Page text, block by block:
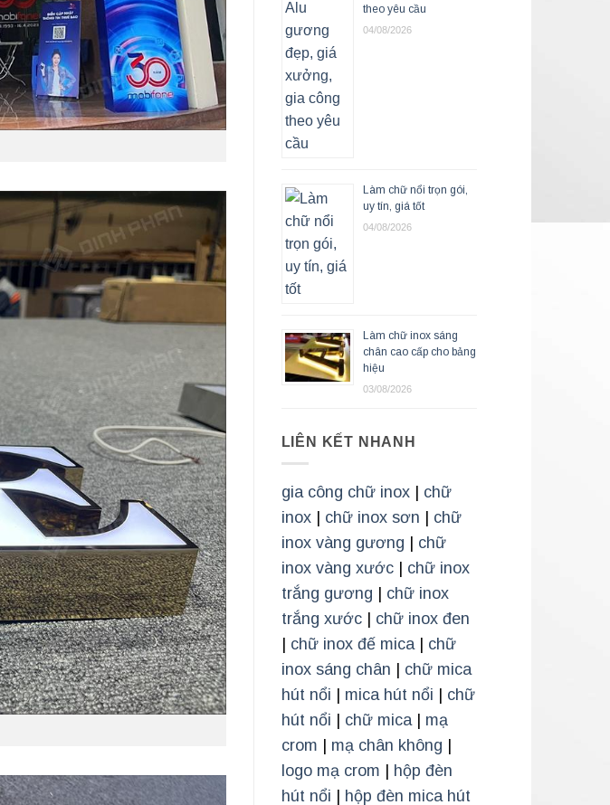
theo yêu cầu
04/08/2026
Làm chữ nổi trọn gói,
uy tín, giá tốt
04/08/2026
Làm chữ inox sáng
chân cao cấp cho bảng
hiệu
03/08/2026
LIÊN KẾT NHANH
gia công chữ inox| chữ
inox| chữ inox sơn
chữ
inox vàng gương
chữ
inox vàng xước| chữ inox
trắng gương
chữ inox
trắng xước| chữ inox đen
chữ inox đế mica| chữ
inox sáng chân
chữ mica
hút nổi
mica hút nổi
chữ
hút nổi
chữ mica| mạ
crom
mạ chân không
logo mạ crom
hộp đèn
hút nổi
hộp đèn mica hút